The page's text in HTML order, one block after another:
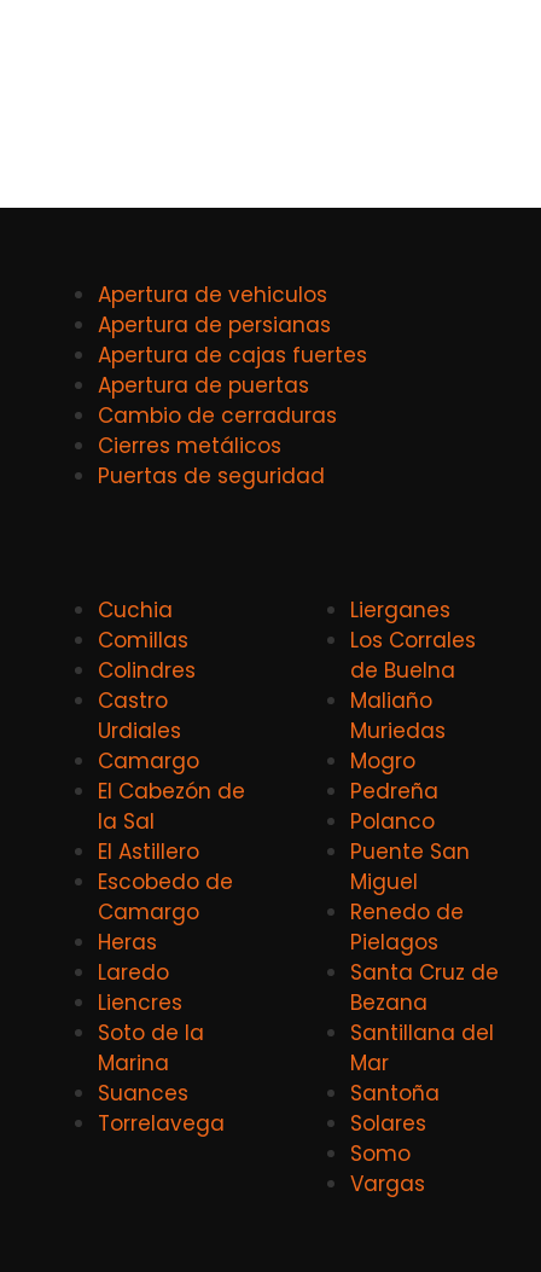
Apertura de vehiculos
Apertura de persianas
Apertura de cajas fuertes
Apertura de puertas
Cambio de cerraduras
Cierres metálicos
Puertas de seguridad
Cuchia
Comillas
Colindres
Castro
Urdiales
Camargo
El Cabezón de
la Sal
El Astillero
Escobedo de
Camargo
Heras
Laredo
Liencres
Soto de la
Marina
Suances
Torrelavega
Lierganes
Los Corrales
de Buelna
Maliaño
Muriedas
Mogro
Pedreña
Polanco
Puente San
Miguel
Renedo de
Pielagos
Santa Cruz de
Bezana
Santillana del
Mar
Santoña
Solares
Somo
Vargas